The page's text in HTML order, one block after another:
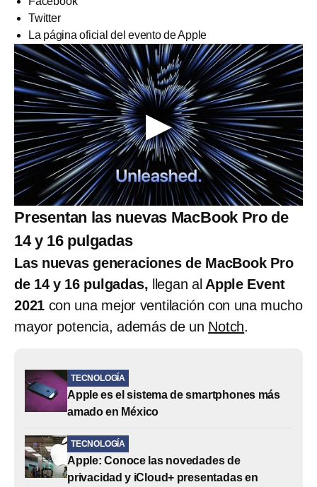
Twitter
La página oficial del evento de Apple
Presentan las nuevas MacBook Pro de
14 y 16 pulgadas
Las nuevas generaciones de MacBook Pro
de 14 y 16 pulgadas, llegan al Apple Event
2021 con una mejor ventilación con una mucho
mayor potencia, además de un Notch.
TECNOLOGÍA
Apple es el sistema de smartphones más
amado en México
TECNOLOGÍA
Apple: Conoce las novedades de
privacidad y iCloud+ presentadas en